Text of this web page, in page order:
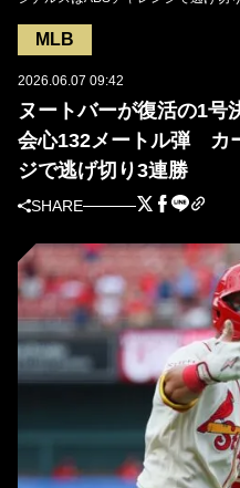
MLB
2026.06.07 09:42
ヌートバーが復活の1
会心132メートル弾 カ
ジで逃げ切り3連勝
SHARE